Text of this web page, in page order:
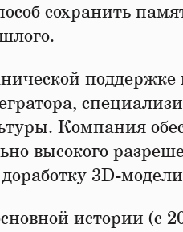
сохранить
Компания
высокого
3D-
истории (с